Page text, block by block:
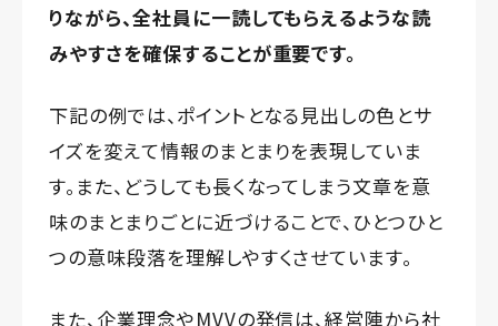
りながら、全社員に一読してもらえるような読
みやすさを確保することが重要です。
下記の例では、ポイントとなる見出しの色とサ
イズを変えて情報のまとまりを表現していま
す。また、どうしても長くなってしまう文章を意
味のまとまりごとに近づけることで、ひとつひと
つの意味段落を理解しやすくさせています。
また、企業理念やMVVの発信は、経営陣から社